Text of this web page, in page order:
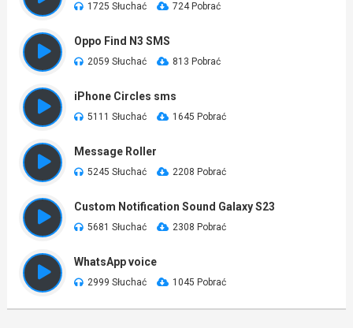
1725 Słuchać 724 Pobrać
Oppo Find N3 SMS
2059 Słuchać 813 Pobrać
iPhone Circles sms
5111 Słuchać 1645 Pobrać
Message Roller
5245 Słuchać 2208 Pobrać
Custom Notification Sound Galaxy S23
5681 Słuchać 2308 Pobrać
WhatsApp voice
2999 Słuchać 1045 Pobrać